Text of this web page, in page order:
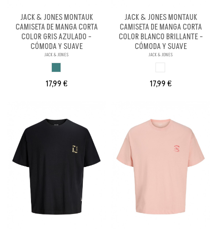
JACK & JONES MONTAUK
CAMISETA DE MANGA CORTA
COLOR GRIS AZULADO -
CÓMODA Y SUAVE
JACK & JONES
17,99 €
JACK & JONES MONTAUK
CAMISETA DE MANGA CORTA
COLOR BLANCO BRILLANTE -
CÓMODA Y SUAVE
JACK & JONES
17,99 €